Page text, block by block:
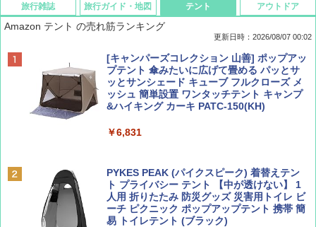
旅行雑誌
ディズニーファン ２０２６年 ９月号 [雑
誌] (ＤＩＳＮＥＹ ＦＡＮ)
￥713
￥1,500
旅行ガイド・地図
D40 地球の歩き方 チェンマイ タイ北部の魅
力的な町 2026～2027 地球の歩き方D アジア
￥2,079
￥2,479
テント
Amazon テント の売れ筋ランキング
更新日時：2026/08/07 00:02
[キャンパーズコレクション 山善] ポップアッ
プテント 傘みたいに広げて畳める パッとサ
ッとサンシェード キューブ フルクローズ メ
ッシュ 簡単設置 ワンタッチテント キャンプ
&ハイキング カーキ PATC-150(KH)
￥6,831
PYKES PEAK (パイクスピーク) 着替えテン
ト プライバシー テント 【中が透けない】 1
人用 折りたたみ 防災グッズ 災害用トイレ ビ
ーチ ピクニック ポップアップテント 携帯 簡
易 トイレテント (ブラック)
アウトドア